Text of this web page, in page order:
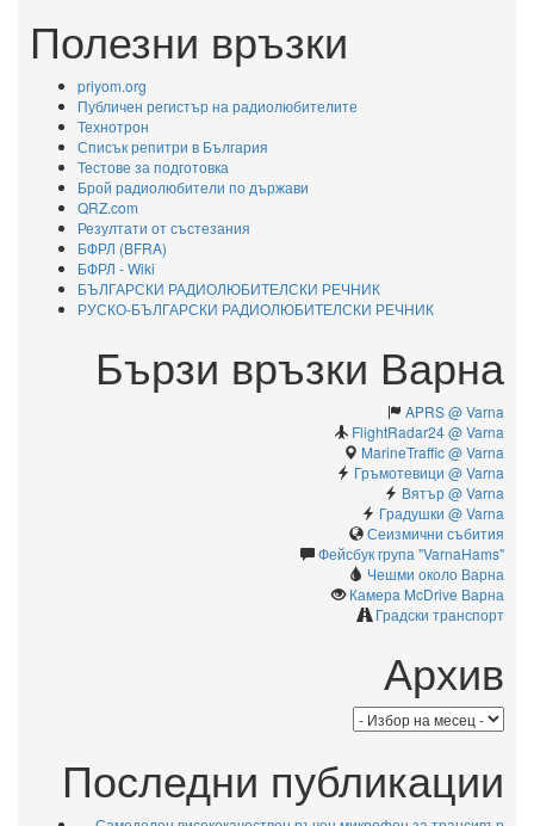
Полезни връзки
priyom.org
Публичен регистър на радиолюбителите
Технотрон
Списък репитри в България
Тестове за подготовка
Брой радиолюбители по държави
QRZ.com
Резултати от състезания
БФРЛ (BFRA)
БФРЛ - Wiki
БЪЛГАРСКИ РАДИОЛЮБИТЕЛСКИ РЕЧНИК
РУСКО-БЪЛГАРСКИ РАДИОЛЮБИТЕЛСКИ РЕЧНИК
Бързи връзки Варна
APRS @ Varna
FlightRadar24 @ Varna
MarineTraffic @ Varna
Гръмотевици @ Varna
Вятър @ Varna
Градушки @ Varna
Сеизмични събития
Фейсбук група "VarnaHams"
Чешми около Варна
Камерa McDrive Варна
Градски транспорт
Архив
Архив
Последни публикации